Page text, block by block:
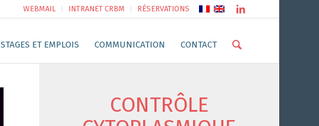
WEBMAIL INTRANET CRBM RÉSERVATIONS
STAGES ET EMPLOIS COMMUNICATION CONTACT
CONTRÔLE